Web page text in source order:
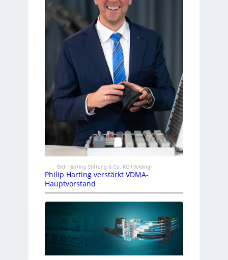
Bild: Harting Stiftung & Co. KG (Holding)
Philip Harting verstärkt VDMA-
Hauptvorstand